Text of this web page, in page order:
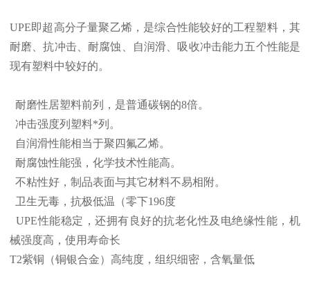
UPE即超高分子量聚乙烯，是综合性能较好的工程塑料，其
耐磨、抗冲击、耐腐蚀、自润滑、吸收冲击能力五个性能是
现有塑料中较好的。
耐磨性居塑料前列，是普通碳钢的8倍。
冲击强度列塑料*列。
自润滑性能相当于聚四氟乙烯。
耐腐蚀性能强，化学技术性能高。
不粘性好，制品表面与其它材料不易相附。
卫生无毒，抗极低温（零下196度
UPE性能稳定，还拥有良好的抗老化性及电绝缘性能，机
械强度高，使用寿命长
T2紫铜（铜银合金）高纯度，组织细密，含氧量低